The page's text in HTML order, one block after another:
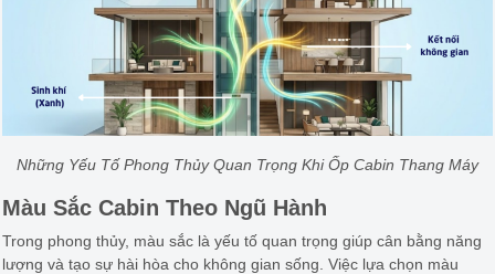
Những Yếu Tố Phong Thủy Quan Trọng Khi Ốp Cabin Thang Máy
Màu Sắc Cabin Theo Ngũ Hành
Trong phong thủy, màu sắc là yếu tố quan trọng giúp cân bằng năng
lượng và tạo sự hài hòa cho không gian sống. Việc lựa chọn màu